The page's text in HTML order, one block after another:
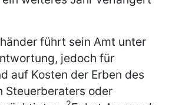
führt sein Amt unter
jedoch für
auf Kosten der Erben des
Steuerberaters oder